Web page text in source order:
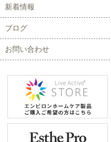
新着情報
ブログ
お問い合わせ